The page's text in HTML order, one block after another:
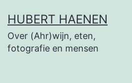
naar
de
HUBERT HAENEN
Over (Ahr)wijn, eten,
fotografie en mensen